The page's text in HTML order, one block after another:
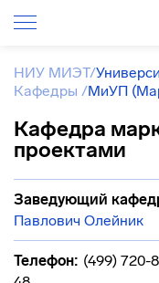
НИУ МИЭТ/
Кафедры /МиУП
Кафедра
проектами
Заведующий
Павлович Олейник
Телефон: (499) 720-